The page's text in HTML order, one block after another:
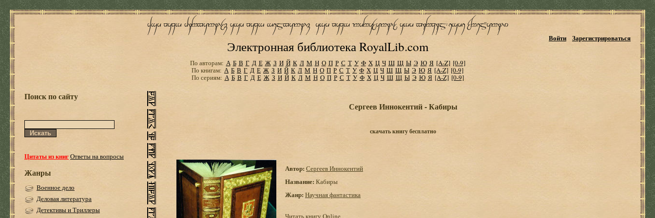
Электронная библиотека RoyalLib.com
Войти Зарегистрироваться
По авторам: А Б В Г Д Е Ж З И Й К Л М Н О П Р С Т У Ф Х Ц Ч Ш Щ Ы Э Ю Я [A-Z] [0-9]
По книгам: А Б В Г Д Е Ж З И Й К Л М Н О П Р С Т У Ф Х Ц Ч Ш Щ Ы Э Ю Я [A-Z] [0-9]
По сериям: А Б В Г Д Е Ж З И Й К Л М Н О П Р С Т У Ф Х Ц Ч Ш Щ Ы Э Ю Я [A-Z] [0-9]
Поиск по сайту
Цитаты из книгОтветы на вопросы
Жанры
Военное дело
Деловая литература
Детективы и Триллеры
Сергеев Иннокентий - Кабиры
скачать книгу бесплатно
Автор: Сергеев Иннокентий
Название: Кабиры
Жанр: Научная фантастика
Читать книгу Online